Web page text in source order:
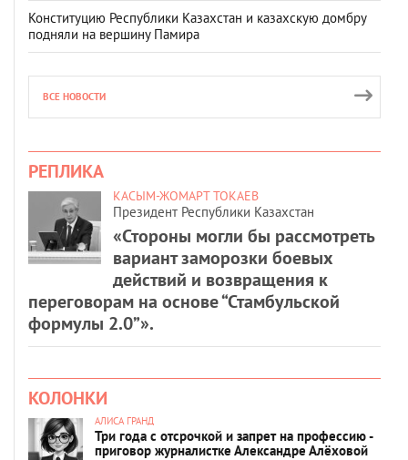
Конституцию Республики Казахстан и казахскую домбру
подняли на вершину Памира
ВСЕ НОВОСТИ
РЕПЛИКА
КАСЫМ-ЖОМАРТ ТОКАЕВ
Президент Республики Казахстан
«Стороны могли бы рассмотреть
вариант заморозки боевых
действий и возвращения к
переговорам на основе “Стамбульской
формулы 2.0”».
КОЛОНКИ
АЛИСА ГРАНД
Три года с отсрочкой и запрет на профессию -
приговор журналистке Александре Алёховой